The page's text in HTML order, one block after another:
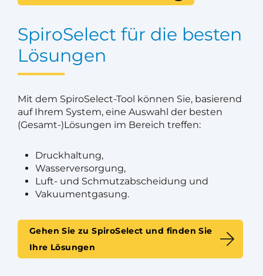
SpiroSelect für die besten
Lösungen
Mit dem SpiroSelect-Tool können Sie, basierend
auf Ihrem System, eine Auswahl der besten
(Gesamt-)Lösungen im Bereich treffen:
Druckhaltung,
Wasserversorgung,
Luft- und Schmutzabscheidung und
Vakuumentgasung.
Gehen Sie zu SpiroSelect und finden Sie
Ihre Lösungen